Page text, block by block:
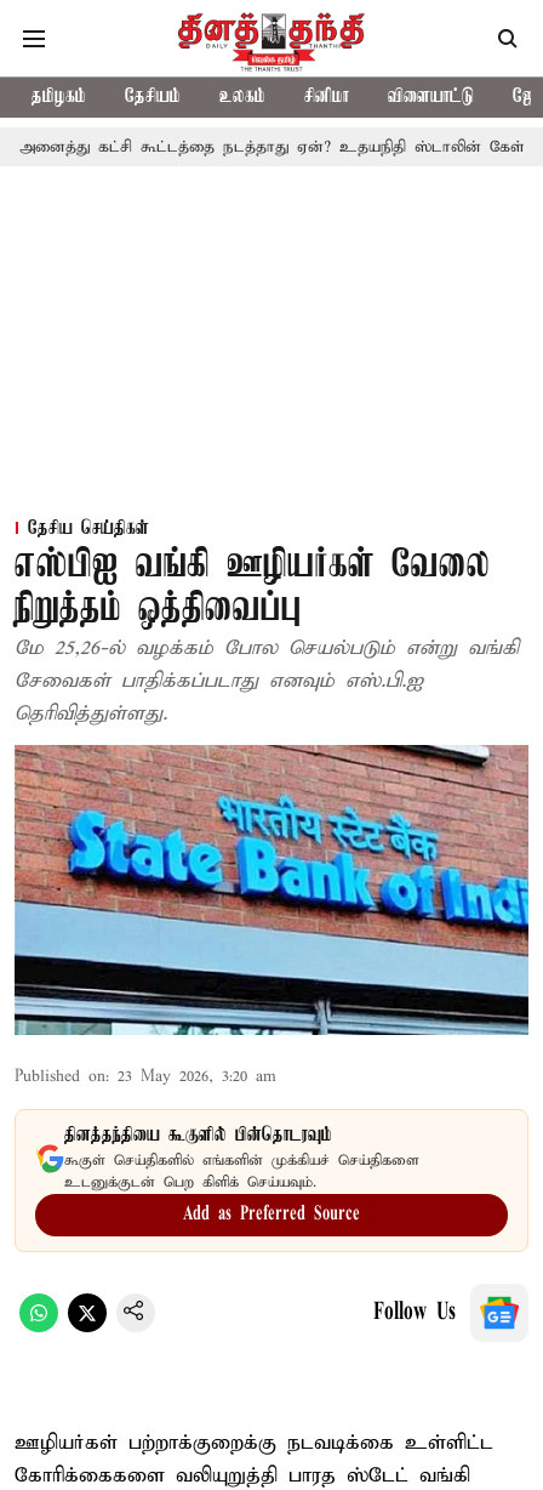
தமிழகம் தேசியம் உலகம் சினிமா விளையாட்டு
கூட்டத்தை நடத்தாது ஏன்? உதயநிதி ஸ்டாலின் கேள்வி
தேசிய செய்திகள்
எஸ்பிஐ வங்கி ஊழியர்கள் வேலை
நிறுத்தம் ஒத்திவைப்பு
மே 25,26-ல் வழக்கம் போல செயல்படும் என்று வங்கி
சேவைகள் பாதிக்கப்படாது எனவும் எஸ்.பி.ஐ
தெரிவித்துள்ளது.
Published on: 23 May 2026, 3:20 am
தினத்தந்தியை கூகுளில் பின்தொடரவும்
கூகுள் செய்திகளில் எங்களின் முக்கியச் செய்திகளை
உடனுக்குடன் பெற கிளிக் செய்யவும்.
Add as Preferred Source
Follow Us
ஊழியர்கள் பற்றாக்குறைக்கு நடவடிக்கை உள்ளிட்ட
கோரிக்கைகளை வலியுறுத்தி பாரத ஸ்டேட் வங்கி